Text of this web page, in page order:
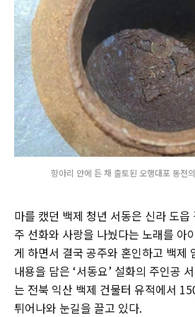
항아리 안에 든 채 출토된 오행대포 동전
마를 캤던 백제 청년 서동은 신라 도
주 선화와 사랑을 나눴다는 노래를 아
게 하면서 결국 공주와 혼인하고 백제
내용을 담은 ‘서동요’ 설화의 주인공
는 전북 익산 백제 건물터 유적에서
튀어나와 눈길을 끌고 있다.